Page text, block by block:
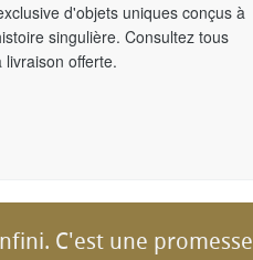
d'objets uniques conçus à
singulière. Consultez tous
offerte.
C'est une promesse